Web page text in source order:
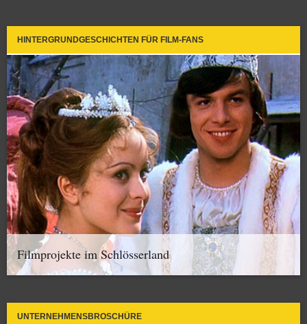
HINTERGRUNDGESCHICHTEN FÜR FILM-FANS
Filmprojekte im Schlösserland
UNTERNEHMENSBROSCHÜRE